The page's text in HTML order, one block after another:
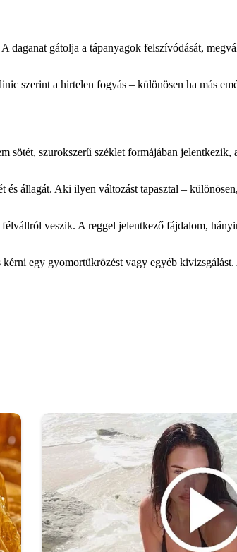
gátolja a tápanyagok felszívódását,
szerint a hirtelen fogyás – különösen ha más
sötét, szurokszerű széklet formájában jelentkezik,
és állagát. Aki ilyen változást tapasztal –
veszik. A reggel jelentkező fájdalom,
egy gyomortükrözést vagy egyéb